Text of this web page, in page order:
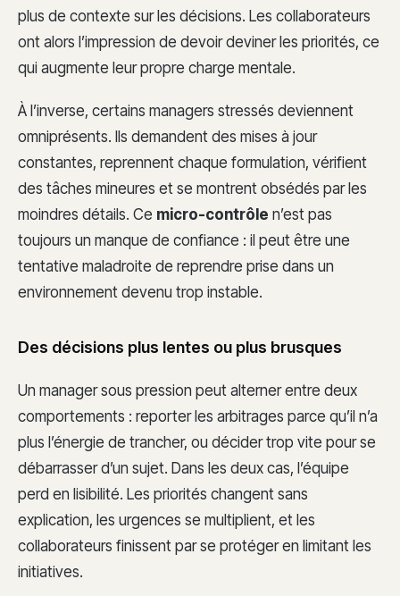
plus de contexte sur les décisions. Les collaborateurs
ont alors l’impression de devoir deviner les priorités, ce
qui augmente leur propre charge mentale.
À l’inverse, certains managers stressés deviennent
omniprésents. Ils demandent des mises à jour
constantes, reprennent chaque formulation, vérifient
des tâches mineures et se montrent obsédés par les
moindres détails. Ce micro-contrôle n’est pas
toujours un manque de confiance : il peut être une
tentative maladroite de reprendre prise dans un
environnement devenu trop instable.
Des décisions plus lentes ou plus brusques
Un manager sous pression peut alterner entre deux
comportements : reporter les arbitrages parce qu’il n’a
plus l’énergie de trancher, ou décider trop vite pour se
débarrasser d’un sujet. Dans les deux cas, l’équipe
perd en lisibilité. Les priorités changent sans
explication, les urgences se multiplient, et les
collaborateurs finissent par se protéger en limitant les
initiatives.